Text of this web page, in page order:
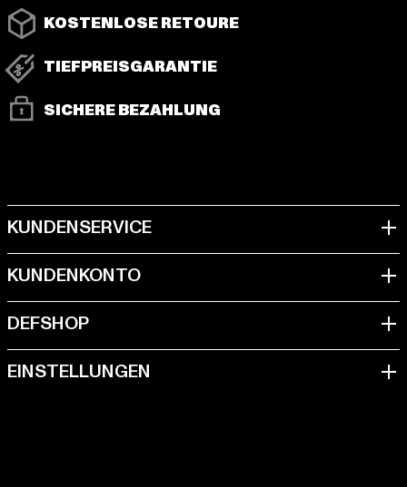
KOSTENLOSE RETOURE
TIEFPREISGARANTIE
SICHERE BEZAHLUNG